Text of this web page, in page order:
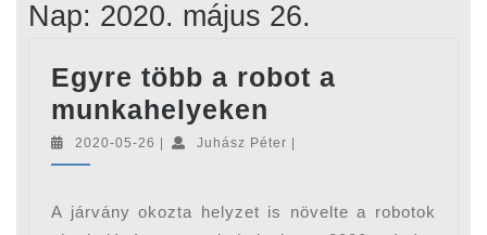
Nap: 2020. május 26.
Egyre több a robot a
munkahelyeken
több
robot
2020-05-26 2020-
Juhász Péter Juhász
A járvány okozta helyzet is növelte a robotok